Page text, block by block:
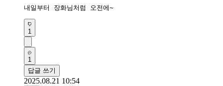
내일부터 장화님처럼 오전에~
1
1
답글 쓰기
2025.08.21 10:54